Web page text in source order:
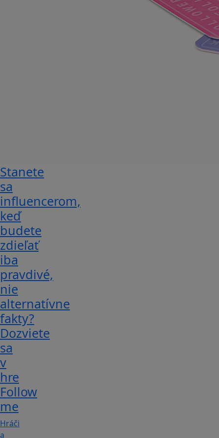
Stanete
sa
influencerom,
keď
budete
zdieľať
iba
pravdivé,
nie
alternatívne
fakty?
Dozviete
sa
v
hre
Follow
me
Hráči
a